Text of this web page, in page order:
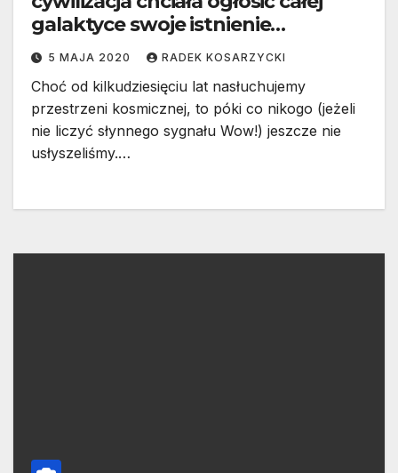
galaktyce swoje istnienie…
5 MAJA 2020 RADEK KOSARZYCKI
Choć od kilkudziesięciu lat nasłuchujemy
przestrzeni kosmicznej, to póki co nikogo (jeżeli
nie liczyć słynnego sygnału Wow!) jeszcze nie
usłyszeliśmy.…